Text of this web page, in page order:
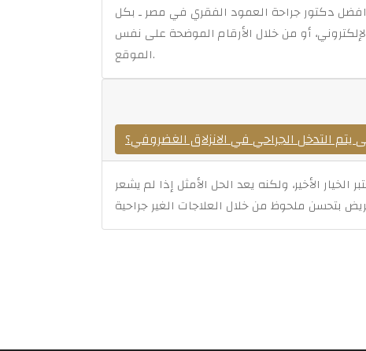
دكتور جراحة العمود الفقري في مصر ـ بكل
أو من خلال الأرقام الموضحة على نفس
الموقع.
يتم التدخل الجراحي في الانزلاق الغضروفي؟
الأخير، ولكنه يعد الحل الأمثل إذا لم يشعر